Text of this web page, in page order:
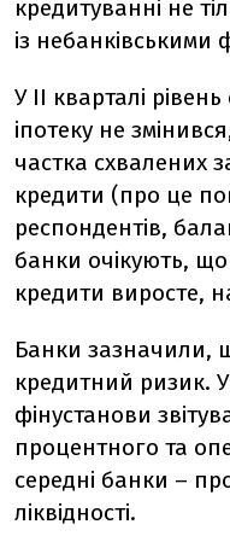
кредитуванні не
із
У ІІ кварталі
іпотеку не
частка схвалених
кредити (про це
респондентів,
банки очікують,
кредити виросте,
Банки зазначили,
кредитний ризик.
фінустанови
процентного та
середні банки –
ліквідності.